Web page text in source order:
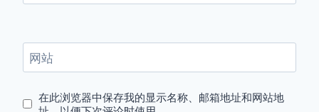
网站
在此浏览器中保存我的显示名称、邮箱地址和网站地